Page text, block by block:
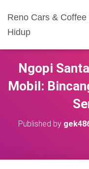
Reno Cars &
Hidup
Ngopi
Mobil:
Published by